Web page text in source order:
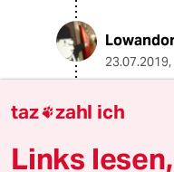
23.07.2019,
&
“Bubi
taz zahl ich
Links